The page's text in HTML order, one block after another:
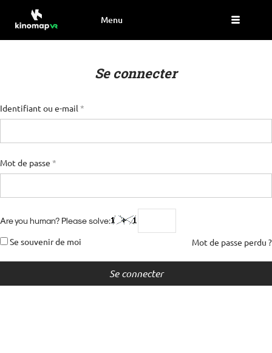
Menu
Se connecter
Identifiant ou e-mail *
Mot de passe *
Are you human? Please solve:
Se souvenir de moi Mot de passe perdu ?
Se connecter